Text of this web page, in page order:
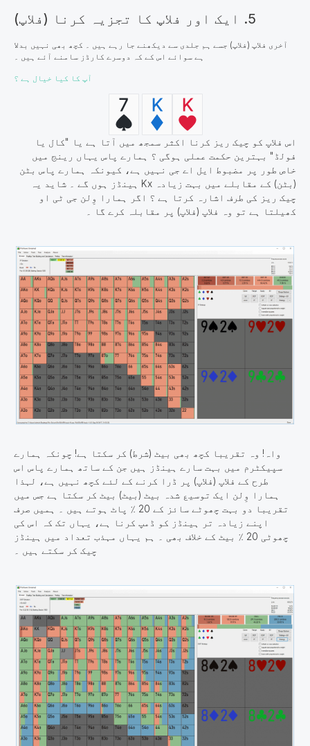
5. ایک اور فلاپ کا تجزیہ کرنا (فلاپ)
آخری فلاپ (فلاپ) جسے ہم جلدی سے دیکھنے جا رہے ہیں ۔ کچھ بھی نہیں بدلا
ہے سوائے اس کے کہ دوسرے کارڈز سامنے آئے ہیں ۔
آپ کا کیا خیال ہے ؟
اس فلاپ کو چیک ریز کرنا اکثر سمجھ میں آتا ہے یا "کال یا
فولڈ" بہترین حکمت عملی ہوگی ؟ ہمارے پاس یہاں رینج میں
خاص طور پر مضبوط ایل اے جی نہیں ہے، کیونکہ ہمارے پاس بٹن
(بٹن) کے مقابلے میں بہت زیادہ Kx ہینڈز ہوں گے ۔ شاید یہ
چیک ریز کی طرف اشارہ کرتا ہے ؟ اگر ہمارا وِلن جی ٹی او
کھیلتا ہے تو وہ فلاپ (فلاپ) پر مقابلہ کرے گا ۔
واہ! وہ تقریبا کچھ بھی بیٹ (شرط) کر سکتا ہے! چونکہ ہمارے
سپیکٹرم میں بہت سارے ہینڈز ہیں جن کے ساتھ ہمارے پاس اس
طرح کے فلاپ (فلاپ) پر ڈرا کرنے کے لئے کچھ نہیں ہے، لہذا
ہمارا وِلن ایک توسیع شدہ بیٹ (بیٹ) بیٹ کر سکتا ہے جس میں
تقریبا دو بہت چھوٹے سائز کے 20 ٪ پاٹ ہوتے ہیں ۔ ہمیں صرف
اپنے زیادہ تر ہینڈز کو ڈمپ کرنا ہے، یہاں تک کہ اس کی
چھوٹی 20 ٪ بیٹ کے خلاف بھی ۔ ہم یہاں مہذب تعداد میں ہینڈز
چیک کر سکتے ہیں ۔